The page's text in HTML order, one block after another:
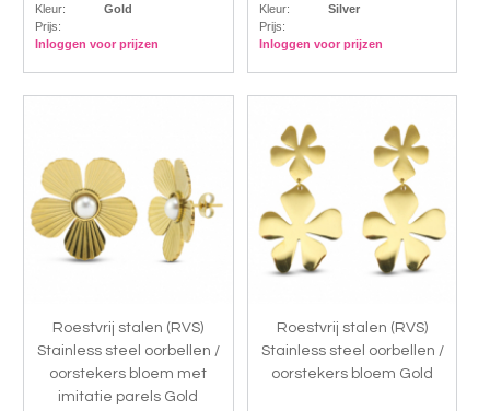
Kleur:
Gold
Prijs:
Inloggen voor prijzen
Kleur:
Silver
Prijs:
Inloggen voor prijzen
Roestvrij stalen (RVS)
Stainless steel oorbellen /
oorstekers bloem met
imitatie parels Gold
Roestvrij stalen (RVS)
Stainless steel oorbellen /
oorstekers bloem Gold